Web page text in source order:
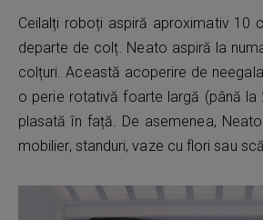
Ceilalți roboți aspiră aproximativ 10
departe de colț. Neato aspiră la
colțuri. Această acoperire de
o perie rotativă foarte largă (până la
plasată în față. De asemenea,
mobilier, standuri, vaze cu flori sau